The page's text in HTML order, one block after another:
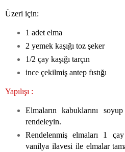
Üzeri için:
1 adet elma
2 yemek kaşığı toz şeker
1/2 çay kaşığı tarçın
ince çekilmiş antep fıstığı
Yapılışı :
Elmaların kabuklarını
rendeleyin.
Rendelenmiş elmaları 1
vanilya ilavesi ile elmalar